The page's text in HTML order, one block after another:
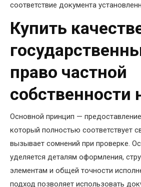
соответствие документа
Купить
право частной
собственности
Основной принцип —
который полностью соответствует
вызывает сомнений при проверке.
уделяется деталям оформления,
элементам и общей точности
подход позволяет использовать